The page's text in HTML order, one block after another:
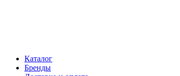
Каталог
Бренды